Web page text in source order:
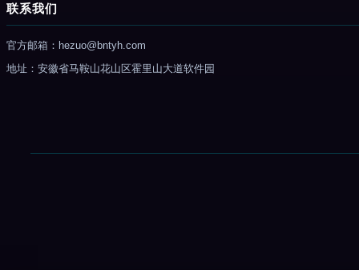
联系我们
官方邮箱：hezuo@bntyh.com
地址：安徽省马鞍山花山区霍里山大道软件园